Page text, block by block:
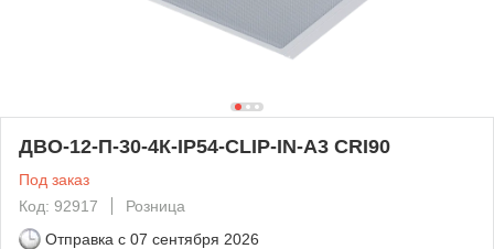
ДВО-12-П-30-4К-IP54-CLIP-IN-А3 CRI90
Под заказ
Код: 92917
Розница
Отправка с 07 сентября 2026